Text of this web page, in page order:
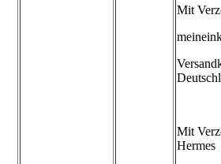
Mit
Mit
Hermes